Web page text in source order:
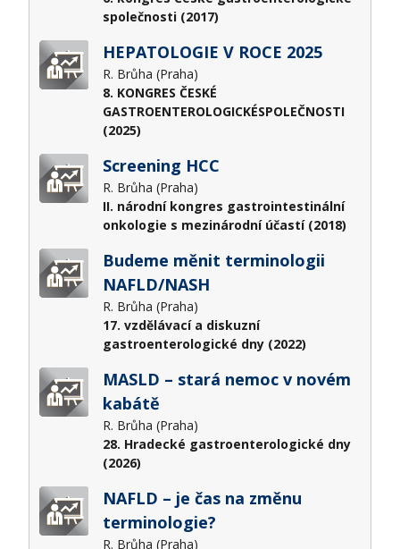
společnosti (2017)
HEPATOLOGIE V ROCE 2025
R. Brůha (Praha)
8. KONGRES ČESKÉ
GASTROENTEROLOGICKÉSPOLEČNOSTI
(2025)
Screening HCC
R. Brůha (Praha)
II. národní kongres gastrointestinální
onkologie s mezinárodní účastí (2018)
Budeme měnit terminologii
NAFLD/NASH
R. Brůha (Praha)
17. vzdělávací a diskuzní
gastroenterologické dny (2022)
MASLD – stará nemoc v novém
kabátě
R. Brůha (Praha)
28. Hradecké gastroenterologické dny
(2026)
NAFLD – je čas na změnu
terminologie?
R. Brůha (Praha)